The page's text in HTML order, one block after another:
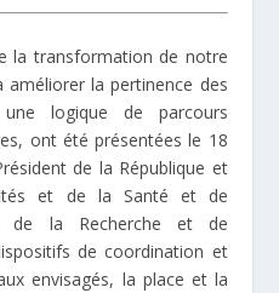
la transformation de notre
la pertinence des
logique de parcours
ont été présentées le 18
de la République et
et de la Santé et de
de la Recherche et de
de coordination et
envisagés, la place et la